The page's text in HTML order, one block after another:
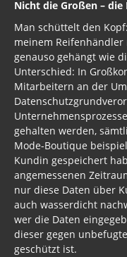
Nicht die Großen – die
Man schüttelt den
meinem
genauso gehängt wie
Unterschied: In
Mitarbeitern an der
gehalten werden,
Mode-Boutique
Kundin gespeichert
angemessenen
nur diese Daten über
auch wasserdicht
wer die Daten
dieser gegen
geschützt ist.